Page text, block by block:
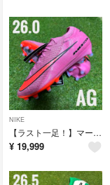
NIKE
【ラスト一足！】マーキュリアルヴェイパー16 エリートAG 26cm
¥ 19,999